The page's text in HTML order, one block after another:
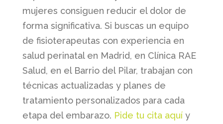
mujeres consiguen reducir el dolor de
forma significativa. Si buscas un equipo
de fisioterapeutas con experiencia en
salud perinatal en Madrid, en Clínica RAE
Salud, en el Barrio del Pilar, trabajan con
técnicas actualizadas y planes de
tratamiento personalizados para cada
etapa del embarazo. Pide tu cita aquíy